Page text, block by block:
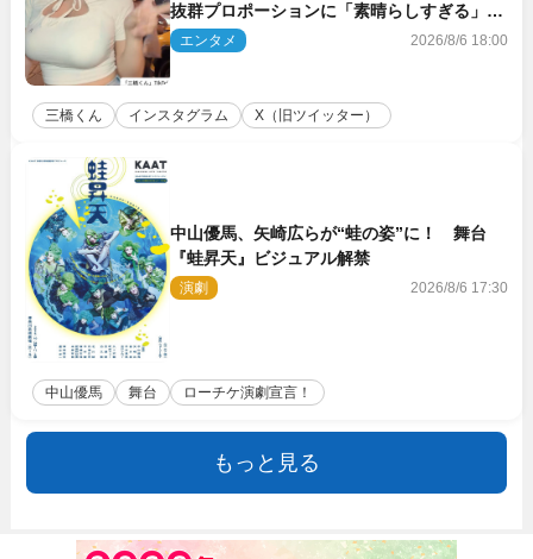
抜群プロポーションに「素晴らしすぎる」
「すっっっご！」とネット絶賛
エンタメ 2026/8/6 18:00
三橋くん インスタグラム X（旧ツイッター）
中山優馬、矢崎広らが“蛙の姿”に！ 舞台
『蛙昇天』ビジュアル解禁
演劇 2026/8/6 17:30
中山優馬 舞台 ローチケ演劇宣言！
もっと見る